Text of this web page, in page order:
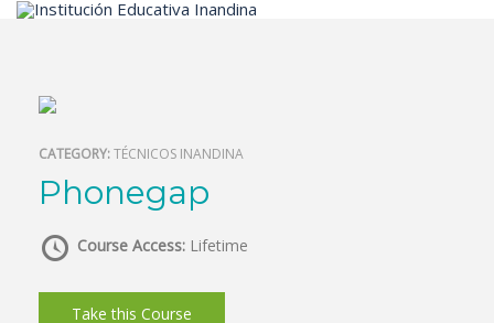
Inicio
CATEGORY:TÉCNICOS INANDINA
Phonegap
Course Access: Lifetime
Take this Course